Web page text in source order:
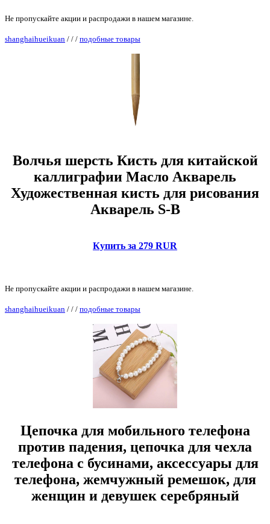
Не пропускайте акции и распродажи в нашем магазине.
shanghaihueikuan / / / подобные товары
Волчья шерсть Кисть для китайской
каллиграфии Масло Акварель
Художественная кисть для рисования
Акварель S-B
Купить за 279 RUR
Не пропускайте акции и распродажи в нашем магазине.
shanghaihueikuan / / / подобные товары
Цепочка для мобильного телефона
против падения, цепочка для чехла
телефона с бусинами, аксессуары для
телефона, жемчужный ремешок, для
женщин и девушек серебряный